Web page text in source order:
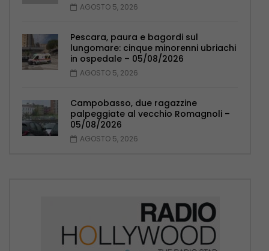
AGOSTO 5, 2026
Pescara, paura e bagordi sul
lungomare: cinque minorenni ubriachi
in ospedale – 05/08/2026
AGOSTO 5, 2026
Campobasso, due ragazzine
palpeggiate al vecchio Romagnoli –
05/08/2026
AGOSTO 5, 2026